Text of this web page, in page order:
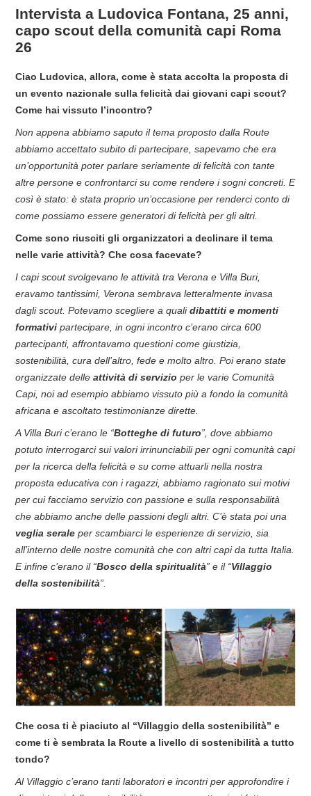
Intervista a Ludovica Fontana, 25 anni,
capo scout della comunità capi Roma
26
Ciao Ludovica, allora, come è stata accolta la proposta di
un evento nazionale sulla felicità dai giovani capi scout?
Come hai vissuto l’incontro?
Non appena abbiamo saputo il tema proposto dalla Route
abbiamo accettato subito di partecipare, sapevamo che era
un’opportunità poter parlare seriamente di felicità con tante
altre persone e confrontarci su come rendere i sogni concreti. E
così è stato: è stata proprio un’occasione per renderci conto di
come possiamo essere generatori di felicità per gli altri.
Come sono riusciti gli organizzatori a declinare il tema
nelle varie attività? Che cosa facevate?
I capi scout svolgevano le attività tra Verona e Villa Buri,
eravamo tantissimi, Verona sembrava letteralmente invasa
dagli scout. Potevamo scegliere a qualidibattiti e momenti
formativi partecipare, in ogni incontro c’erano circa 600
partecipanti, affrontavamo questioni come giustizia,
sostenibilità, cura dell’altro, fede e molto altro. Poi erano state
organizzate delle attività di servizio per le varie Comunità
Capi, noi ad esempio abbiamo vissuto più a fondo la comunità
africana e ascoltato testimonianze dirette.
A Villa Buri c’erano le “Botteghe di futuro”, dove abbiamo
potuto interrogarci sui valori irrinunciabili per ogni comunità capi
per la ricerca della felicità e su come attuarli nella nostra
proposta educativa con i ragazzi, abbiamo ragionato sui motivi
per cui facciamo servizio con passione e sulla responsabilità
che abbiamo anche delle passioni degli altri. C’è stata poi una
veglia serale per scambiarci le esperienze di servizio, sia
all’interno delle nostre comunità che con altri capi da tutta Italia.
E infine c’erano il “Bosco della spiritualità” e il “Villaggio
della sostenibilità”.
Che cosa ti è piaciuto al “Villaggio della sostenibilità” e
come ti è sembrata la Route a livello di sostenibilità a tutto
tondo?
Al Villaggio c’erano tanti laboratori e incontri per approfondire i